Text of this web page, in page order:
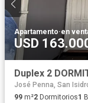
Apartamento·en
USD
Duplex 2
José Penna, San
99 m²2 Dormitorios1